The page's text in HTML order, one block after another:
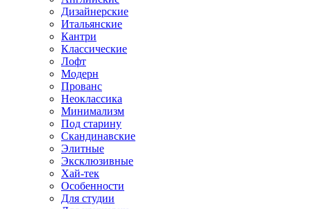
Дизайнерские
Итальянские
Кантри
Классические
Лофт
Модерн
Прованс
Неоклассика
Минимализм
Под старину
Скандинавские
Элитные
Эксклюзивные
Хай-тек
Особенности
Для студии